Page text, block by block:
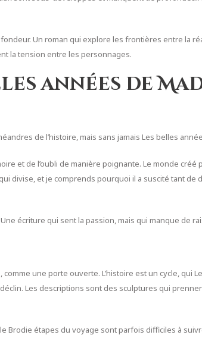
Un roman qui explore les frontières entre la
la tension entre les personnages.
années de
de l’histoire, mais sans jamais Les belles
et de l’oubli de manière poignante. Le monde créé
divise, et je comprends pourquoi il a suscité tant de
écriture qui sent la passion, mais qui manque de
une porte ouverte. L’histoire est un cycle, qui
Les descriptions sont des sculptures qui
étapes du voyage sont parfois difficiles à